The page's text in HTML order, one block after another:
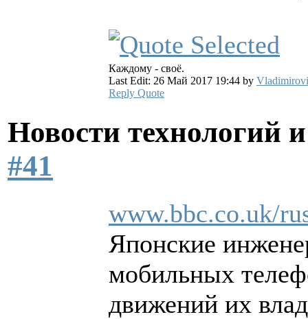
Каждому - своё.
Last Edit: 26 Май 2017 19:44 by
Reply Quote
Новости технологий
#41
www.bbc.co.uk/
Японские
мобильных
движений их